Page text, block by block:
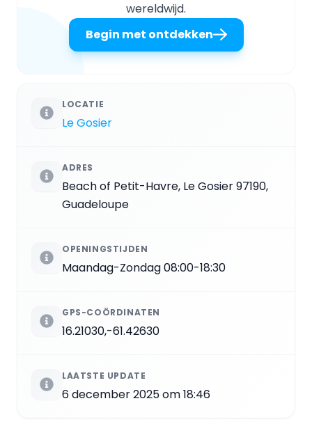
wereldwijd.
Begin met ontdekken
LOCATIE
Le Gosier
ADRES
Beach of Petit-Havre, Le Gosier 97190,
Guadeloupe
OPENINGSTIJDEN
Maandag-Zondag 08:00-18:30
GPS-COÖRDINATEN
16.21030,-61.42630
LAATSTE UPDATE
6 december 2025 om 18:46